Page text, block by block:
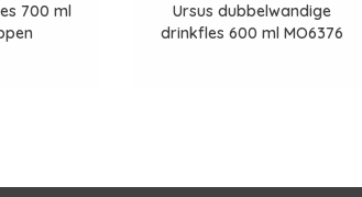
700 ml
Ursus dubbelwandige
drinkfles 600 ml MO6376